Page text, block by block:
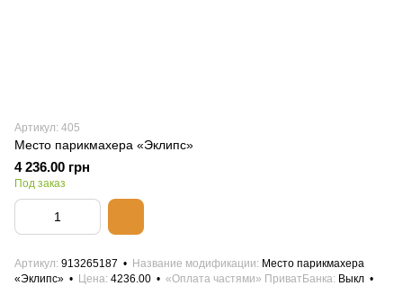
Артикул: 405
Место парикмахера «Эклипс»
4 236.00 грн
Под заказ
Артикул 913265187 Название модификации
Место парикмахера
«Эклипс»
Цена 4236.00 «Оплата частями» ПриватБанка Выкл